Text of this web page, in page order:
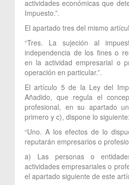
actividades económicas que
Impuesto.”.
El apartado tres del mismo
“Tres. La sujeción al
independencia de los fines o
en la actividad empresarial o
operación en particular.”.
El artículo 5 de la Ley del
Añadido, que regula el
profesional, en su apartado
primero y c), dispone lo siguiente:
“Uno. A los efectos de lo
reputarán empresarios o
a) Las personas o
actividades empresariales o
el apartado siguiente de este